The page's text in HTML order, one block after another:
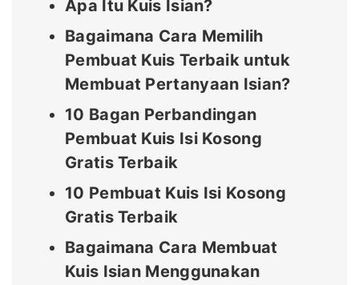
Apa Itu Kuis Isian?
Bagaimana Cara Memilih
Pembuat Kuis Terbaik untuk
Membuat Pertanyaan Isian?
10 Bagan Perbandingan
Pembuat Kuis Isi Kosong
Gratis Terbaik
10 Pembuat Kuis Isi Kosong
Gratis Terbaik
Bagaimana Cara Membuat
Kuis Isian Menggunakan